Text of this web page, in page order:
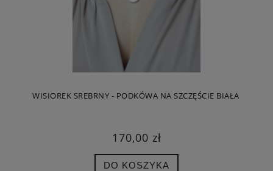
WISIOREK SREBRNY - PODKÓWA NA SZCZĘŚCIE BIAŁA
170,00 zł
DO KOSZYKA